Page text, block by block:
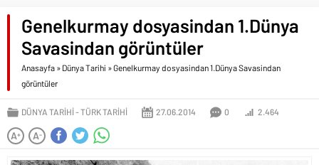
Genelkurmay dosyasindan 1.Dünya
Savasindan görüntüler
Anasayfa » Dünya Tarihi »Genelkurmay dosyasindan 1.Dünya Savasindan
görüntüler
DÜNYA TARIHI TÜRK TARIHI 27.06.2014 0 2.464
A+ A-